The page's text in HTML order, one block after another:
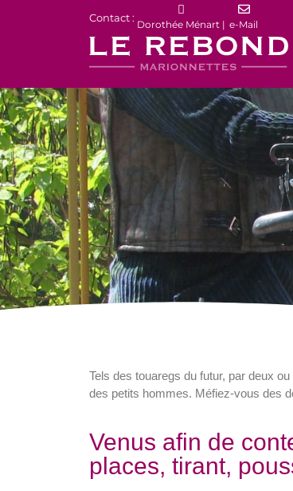
Contact :
Dorothée Ménart | e-Mail
Tels des touaregs du futur, par deux
des petits hommes. Méfiez-vous des
Venus afin de
places, tirant,